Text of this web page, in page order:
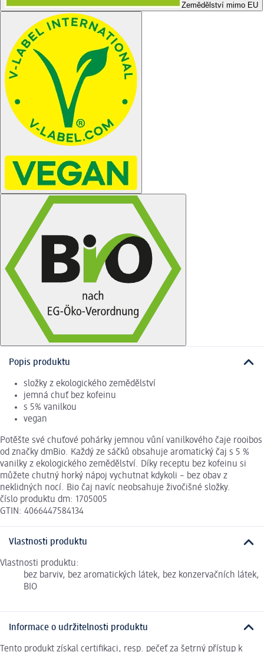
Zemědělství mimo EU
Popis produktu
složky z ekologického zemědělství
jemná chuť bez kofeinu
s 5% vanilkou
vegan
Potěšte své chuťové pohárky jemnou vůní vanilkového čaje rooibos
od značky dmBio. Každý ze sáčků obsahuje aromatický čaj s 5 %
vanilky z ekologického zemědělství. Díky receptu bez kofeinu si
můžete chutný horký nápoj vychutnat kdykoli – bez obav z
neklidných nocí. Bio čaj navíc neobsahuje živočišné složky.
číslo produktu dm: 1705005
GTIN: 4066447584134
Vlastnosti produktu
Vlastnosti produktu:
bez barviv, bez aromatických látek, bez konzervačních látek,
BIO
Informace o udržitelnosti produktu
Tento produkt získal certifikaci, resp. pečeť za šetrný přístup k